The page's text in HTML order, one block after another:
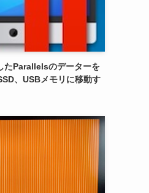
たParallelsのデーターを
、USBメモリに移動す